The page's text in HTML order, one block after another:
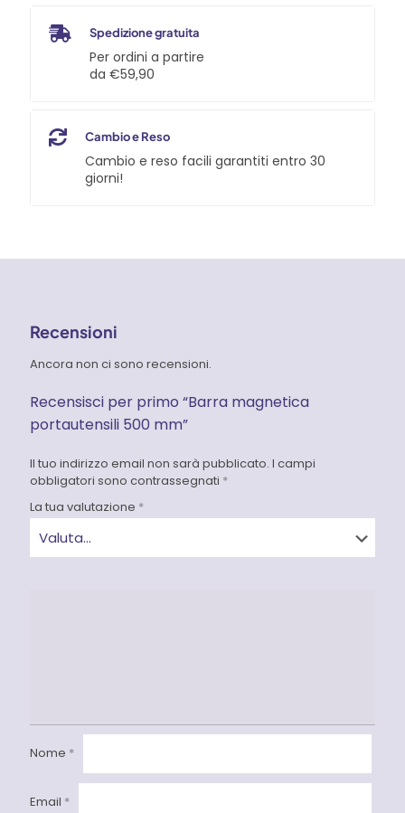
Spedizione gratuita
Per ordini a partire
da €59,90
Cambio e Reso
Cambio e reso facili garantiti entro 30
giorni!
Recensioni
Ancora non ci sono recensioni.
Recensisci per primo “Barra magnetica
portautensili 500 mm”
Il tuo indirizzo email non sarà pubblicato. I campi
obbligatori sono contrassegnati *
La tua valutazione *
Nome *
Email *